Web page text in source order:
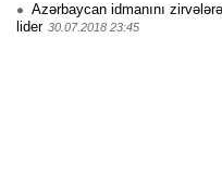
Azərbaycan idmanını
lider 30.07.2018 23:45